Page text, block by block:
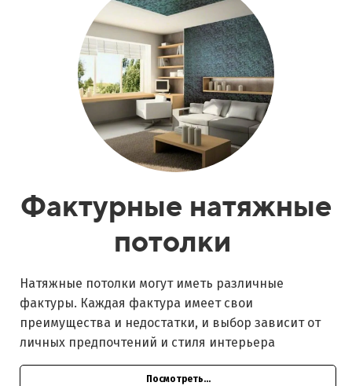
Фактурные натяжные
потолки
Натяжные потолки могут иметь различные
фактуры. Каждая фактура имеет свои
преимущества и недостатки, и выбор зависит от
личных предпочтений и стиля интерьера
Посмотреть...